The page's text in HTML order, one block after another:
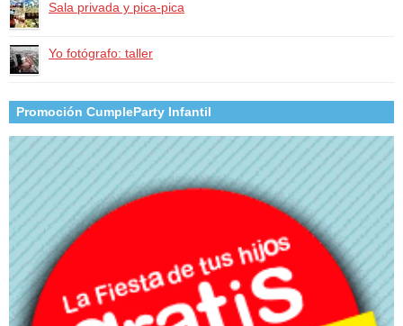
Sala privada y pica-pica
Yo fotógrafo: taller
Promoción CumpleParty Infantil